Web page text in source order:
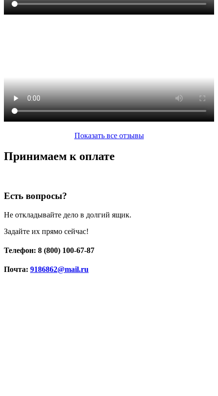
Показать все отзывы
Принимаем к оплате
Есть вопросы?
Не откладывайте дело в долгий ящик.
Задайте их прямо сейчас!
Телефон: 8 (800) 100-67-87
Почта: 9186862@mail.ru